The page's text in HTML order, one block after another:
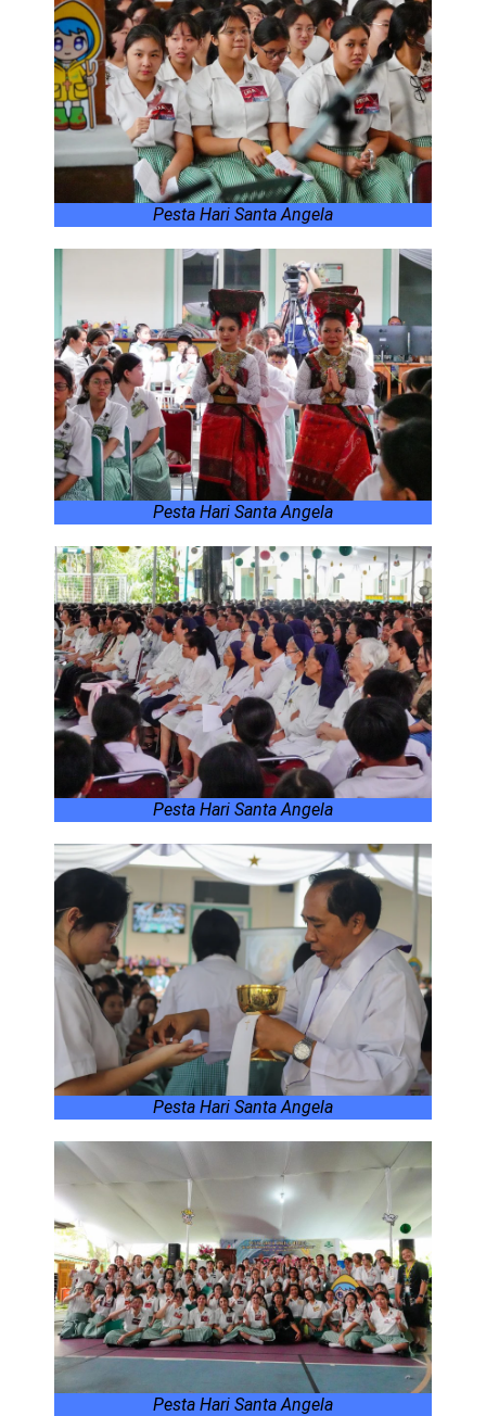
Pesta Hari Santa Angela
Pesta Hari Santa Angela
Pesta Hari Santa Angela
Pesta Hari Santa Angela
Pesta Hari Santa Angela